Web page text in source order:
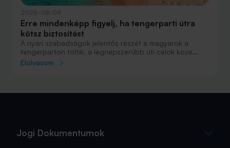
Erre mindenképp figyelj, ha tengerparti útra
kötsz biztosítást
A nyári szabadságok jelentős részét a magyarok a
tengerparton töltik, a legnépszerűbb úti célok közé
Horvátország, Olaszország és Görögország tartozik. A
sokszor az utolsó pillanatra marad.
Elolvasom
Jogi Dokumentumok